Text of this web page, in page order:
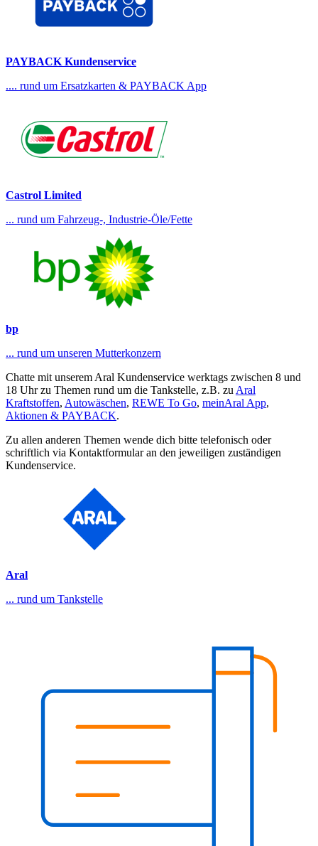
PAYBACK Kundenservice
.... rund um Ersatzkarten & PAYBACK App
Castrol Limited
... rund um Fahrzeug-, Industrie-Öle/Fette
bp
... rund um unseren Mutterkonzern
Chatte mit unserem Aral Kundenservice werktags zwischen 8 und
18 Uhr zu Themen rund um die Tankstelle, z.B. zu Aral
Kraftstoffen, Autowäschen, REWE To Go, meinAral App,
Aktionen & PAYBACK.
Zu allen anderen Themen wende dich bitte telefonisch oder
schriftlich via Kontaktformular an den jeweiligen zuständigen
Kundenservice.
Aral
... rund um Tankstelle